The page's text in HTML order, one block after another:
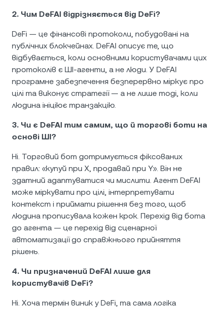
2. Чим DeFAI відрізняється від DeFi?
DeFi — це фінансові протоколи, побудовані на
публічних блокчейнах. DeFAI описує те, що
відбувається, коли основними користувачами цих
протоколів є ШІ-агенти, а не люди. У DeFAI
програмне забезпечення безперервно міркує про
цілі та виконує стратегії — а не лише тоді, коли
людина ініціює транзакцію.
3. Чи є DeFAI тим самим, що й торгові боти на
основі ШІ?
Ні. Торговий бот дотримується фіксованих
правил: «купуй при X, продавай при Y». Він не
здатний адаптуватися чи мислити. Агент DeFAI
може міркувати про цілі, інтерпретувати
контекст і приймати рішення без того, щоб
людина прописувала кожен крок. Перехід від бота
до агента — це перехід від сценарної
автоматизації до справжнього прийняття
рішень.
4. Чи призначений DeFAI лише для
користувачів DeFi?
Ні. Хоча термін виник у DeFi, та сама логіка